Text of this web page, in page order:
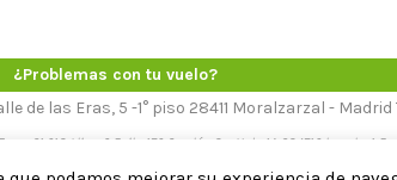
¿Problemas con tu vuelo?
de las Eras, 5 -1° piso 28411 Moralzarzal - Madrid
21,618 Libro 0 Folio 176 Sección 8 – Hoja M-384716 inscrip. 1